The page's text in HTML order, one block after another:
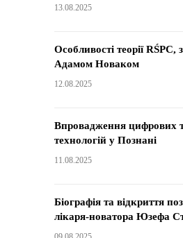
13.08.2025
Особливості теорії RŚPC,
Адамом Новаком
12.08.2025
Впровадження цифрових
технологій у Познані
11.08.2025
Біографія та відкриття
лікаря-новатора Юзефа